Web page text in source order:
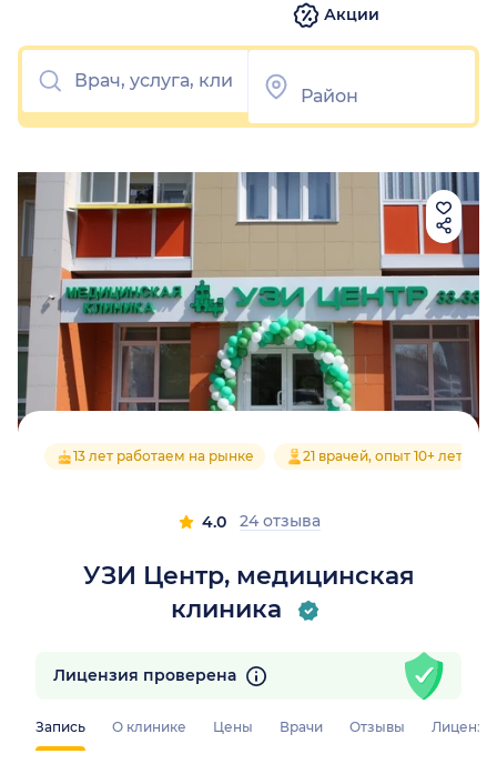
Акции
УЗИ Центр, медицинская
клиника
13 лет работаем на рынке 21 врачей, опыт 10+ лет
4.0 24 отзыва
Запись О клинике Цены Врачи Отзывы
Лицензия проверена